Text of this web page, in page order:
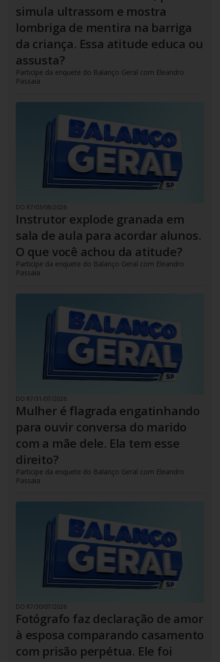
simula ultrassom e mostra
lombriga de mentira na barriga
da criança. Essa atitude educa ou
assusta?
Participe da enquete do Balanço Geral com Eleandro
Passaia
DO R7/03/08/2026
Instrutor explode granada em
sala de aula para acordar alunos.
O que você achou da atitude?
Participe da enquete do Balanço Geral com Eleandro
Passaia
DO R7/31/07/2026
Mulher é flagrada engatinhando
para ouvir conversa do marido
com a mãe dele. Ela tem esse
direito?
Participe da enquete do Balanço Geral com Eleandro
Passaia
DO R7/30/07/2026
Fotógrafo faz declaração de amor
à esposa comparando casamento
com prisão perpétua. Ele foi